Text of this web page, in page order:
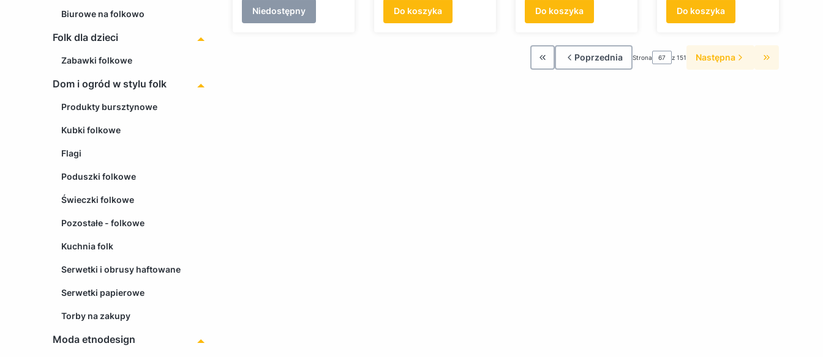
Biurowe na folkowo
Folk dla dzieci
Zabawki folkowe
Dom i ogród w stylu folk
Produkty bursztynowe
Kubki folkowe
Flagi
Poduszki folkowe
Świeczki folkowe
Pozostałe - folkowe
Kuchnia folk
Serwetki i obrusy haftowane
Serwetki papierowe
Torby na zakupy
Moda etnodesign
Niedostępny Do koszyka Do koszyka Do koszyka
Wróć do pierwszej strony z produktami
Poprzednia Strona z 151 Następna Przejdź do